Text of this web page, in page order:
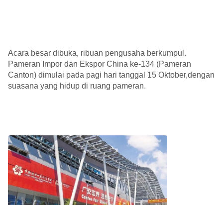
Acara besar dibuka, ribuan pengusaha berkumpul.
Pameran Impor dan Ekspor China ke-134 (Pameran
Canton) dimulai pada pagi hari tanggal 15 Oktober,dengan
suasana yang hidup di ruang pameran.